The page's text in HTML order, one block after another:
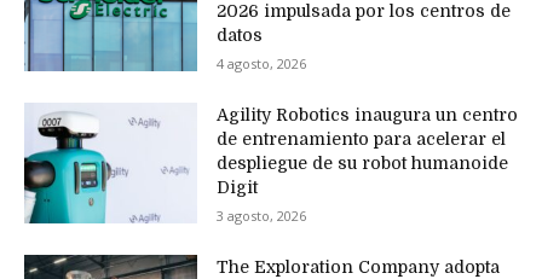
2026 impulsada por los centros de
datos
4 agosto, 2026
Agility Robotics inaugura un centro
de entrenamiento para acelerar el
despliegue de su robot humanoide
Digit
3 agosto, 2026
The Exploration Company adopta